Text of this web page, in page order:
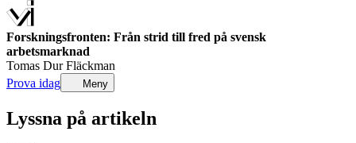
Forskningsfronten: Från strid till fred på svensk
arbetsmarknad
Tomas Dur Fläckman
Prova idag
Meny
Lyssna på artikeln